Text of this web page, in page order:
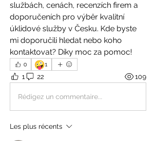
službách, cenách, recenzích firem a
doporučeních pro výběr kvalitní
úklidové služby v Česku. Kde byste
mi doporučili hledat nebo koho
kontaktovat? Díky moc za pomoc!
0 🤪1
1 22 109
Rédigez un commentaire...
Les plus récents